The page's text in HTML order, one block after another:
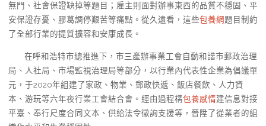
無門、社會保證缺掉等題目；雇主則面對辦事東西的品質不穩固、平
安保證存憂、膠葛調停艱苦等痛點。從久遠看，這些包養網題目制約
了全部行業的提質擴容和安康成長。
在呼和浩特市總推進下，市三產辦事業工會自動和諧市郵政治理
局、人社局、市場監視治理局等部分，以行業內代表性企業為倡議單
元，于2020年組建了家政、物業、郵政快遞、飯店餐飲、人力資
本、游玩等六年夜行業工會結合會。經由過程構包養感情建信息對接
平臺、奉行尺度合同文本、供給法令徵詢支援等，晉陞了從業者的組